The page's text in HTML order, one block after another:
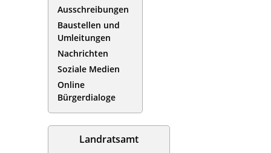
Ausschreibungen
Baustellen und
Umleitungen
Nachrichten
Soziale Medien
Online
Bürgerdialoge
Landratsamt